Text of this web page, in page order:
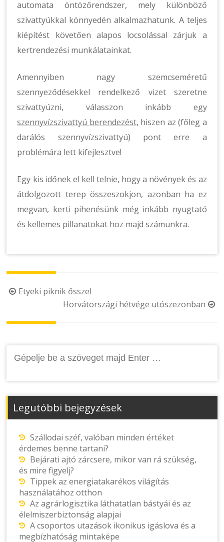
automata öntözőrendszer, mely különböző
szivattyúkkal könnyedén alkalmazhatunk. A teljes
kiépítést követően alapos locsolással zárjuk a
kertrendezési munkálatainkat.
Amennyiben nagy szemcseméretű
szennyeződésekkel rendelkező vizet szeretne
szivattyúzni, válasszon inkább egy
szennyvízszivattyú berendezést, hiszen az (főleg a
darálós szennyvízszivattyú) pont erre a
problémára lett kifejlesztve!
Egy kis időnek el kell telnie, hogy a növények és az
átdolgozott terep összeszokjon, azonban ha ez
megvan, kerti pihenésünk még inkább nyugtató
és kellemes pillanatokat hoz majd számunkra.
PostEtyeki piknik ősszel
Horvátországi hétvége utószezonban
Legutóbbi bejegyzések
Szállodai széf, valóban minden értéket
érdemes benne tartani?
Bejárati ajtó zárcsere, mikor van rá szükség,
és mire figyelj?
Tippek az energiatakarékos világítás
használatához otthon
Az agrárlogisztika láthatatlan bástyái és az
élelmiszerbiztonság alapjai
A csoportos utazások ikonikus igáslova és a
megbízhatóság mintaképe